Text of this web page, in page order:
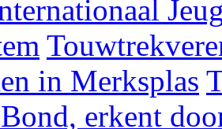
in Merksplas
erkent